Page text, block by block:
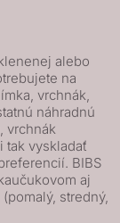
alebo
na
vrchnák,
náhradnú
vrchnák
tak vyskladať
BIBS
aj
stredný,